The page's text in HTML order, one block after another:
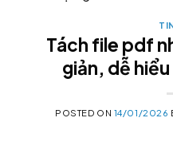
Tách file pdf
giản, dễ
POSTED ON 14/01/2026